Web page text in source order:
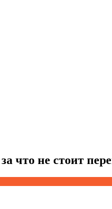
что не стоит